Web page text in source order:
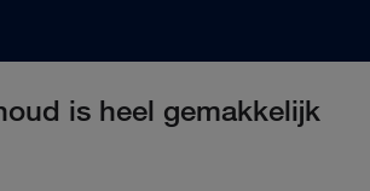
is heel gemakkelijk